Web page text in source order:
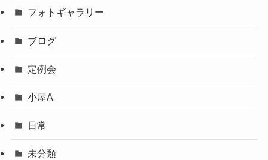
フォトギャラリー
ブログ
定例会
小屋A
日常
未分類